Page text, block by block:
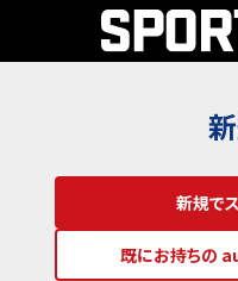
新規で
既にお持ちの